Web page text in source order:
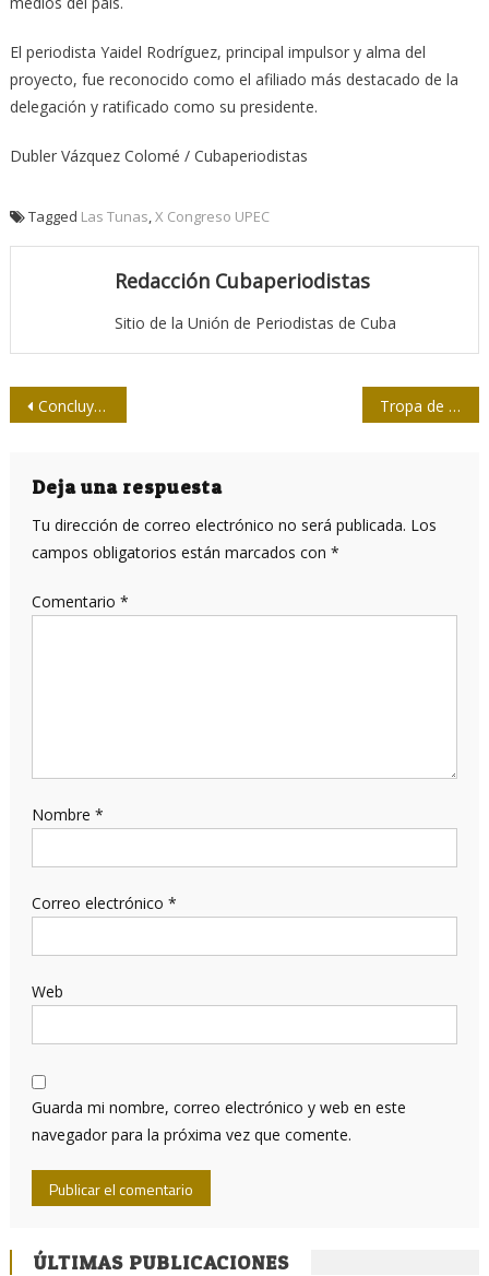
El periodista Yaidel Rodríguez, principal impulsor y alma del
proyecto, fue reconocido como el afiliado más destacado de la
delegación y ratificado como su presidente.
Dubler Vázquez Colomé / Cubaperiodistas
Tagged Las Tunas,X Congreso UPEC
Redacción Cubaperiodistas
Sitio de la Unión de Periodistas de Cuba
Navegación
entradas
Concluye posgrado internacional Salud Sexual y Reproductiva: Comunicación para el cambio Tropa de asalto mediática encabeza contraofensiva imperialista
Deja una respuesta
Tu dirección de correo electrónico no será publicada. Los
campos obligatorios están marcados con *
Comentario *
Nombre *
Correo electrónico *
Web
Guarda mi nombre, correo electrónico y web en este
navegador para la próxima vez que comente.
ÚLTIMAS PUBLICACIONES